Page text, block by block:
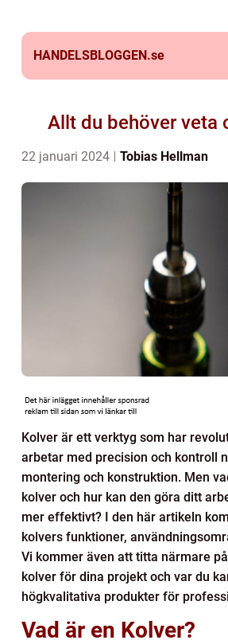
HANDELSBLOGGEN.se
Allt du behöver veta
22 januari 2024 Tobias Hellman
Kolver är ett verktyg som har
arbetar med precision och kontroll
montering och konstruktion. Men
kolver och hur kan den göra ditt
mer effektivt? I den här artikeln
kolvers funktioner,
Vi kommer även att titta närmare
kolver för dina projekt och var du
högkvalitativa produkter för
Vad är en Kolver?